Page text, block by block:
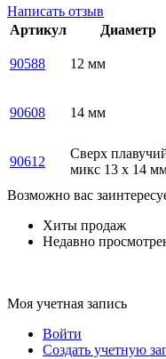
Написать отзыв
Артикул
Диаметр
90588 12 мм
90608 14 мм
90612
Сверх
микс 13 x 14
Возможно вас
Хиты продаж
Недавно
Моя учетная запись
Войти
Создать учетную